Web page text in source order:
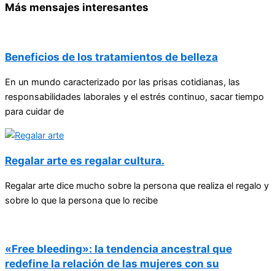
Más mensajes interesantes
Beneficios de los tratamientos de belleza
En un mundo caracterizado por las prisas cotidianas, las
responsabilidades laborales y el estrés continuo, sacar tiempo
para cuidar de
Regalar arte es regalar cultura.
Regalar arte dice mucho sobre la persona que realiza el regalo y
sobre lo que la persona que lo recibe
«Free bleeding»: la tendencia ancestral que
redefine la relación de las mujeres con su